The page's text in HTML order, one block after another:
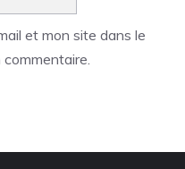
et mon site dans le